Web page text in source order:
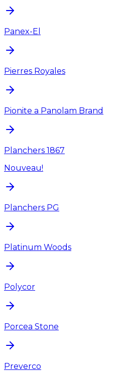
Panex-El
Pierres Royales
Pionite a Panolam Brand
Planchers 1867
Nouveau!
Planchers PG
Platinum Woods
Polycor
Porcea Stone
Preverco